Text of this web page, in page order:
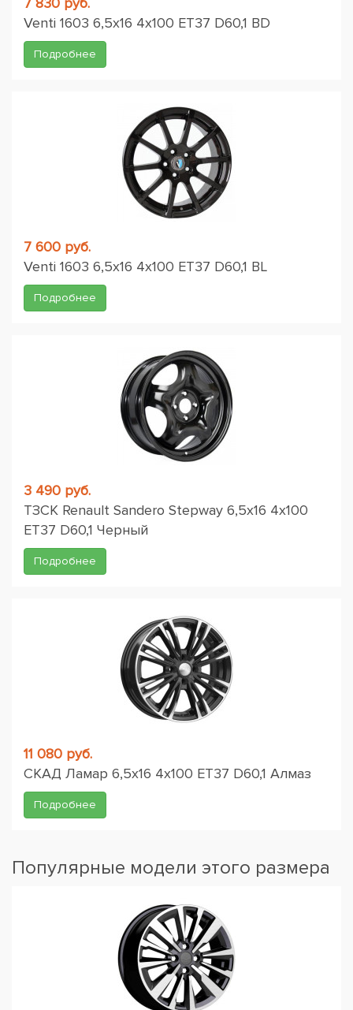
Venti 1603 6,5x16 4x100 ET37 D60,1 BD
Подробнее
7 600 руб.
Venti 1603 6,5x16 4x100 ET37 D60,1 BL
Подробнее
3 490 руб.
ТЗСК Renault Sandero Stepway 6,5x16 4x100
ET37 D60,1 Черный
Подробнее
11 080 руб.
СКАД Ламар 6,5x16 4x100 ET37 D60,1 Алмаз
Подробнее
Популярные модели этого размера